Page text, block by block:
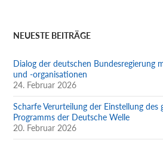
NEUESTE BEITRÄGE
Dialog der deutschen Bundesregierung
und -organisationen
24. Februar 2026
Scharfe Verurteilung der Einstellung des
Programms der Deutsche Welle
20. Februar 2026